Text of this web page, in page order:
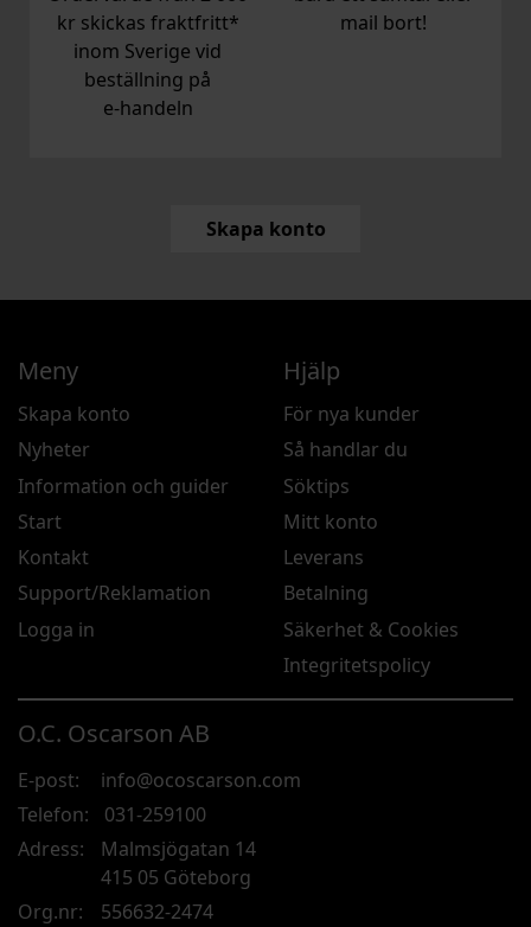
kr skickas fraktfritt*
inom Sverige vid
beställning på
e‑handeln
mail bort!
Skapa konto
O.C. Oscarson AB
E-post:
info@ocoscarson.com
Telefon:
031-259100
Adress:
Malmsjögatan 14
415 05 Göteborg
Org.nr:
556632-2474
Meny
Skapa konto
Nyheter
Information och guider
Start
Kontakt
Support/Reklamation
Logga in
Hjälp
För nya kunder
Så handlar du
Söktips
Mitt konto
Leverans
Betalning
Säkerhet & Cookies
Integritetspolicy